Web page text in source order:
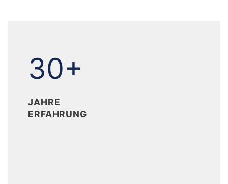
30+
30+
JAHRE
ERFAHRUNG